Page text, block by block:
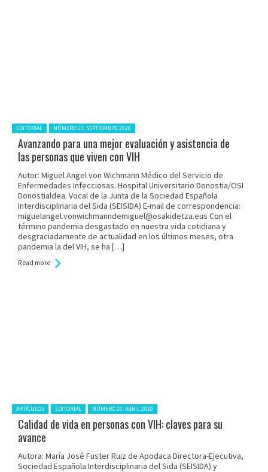
Posted in:
EDITORIAL NÚMERO 21. SEPTIEMBRE 2020
Avanzando para una mejor evaluación y asistencia de
las personas que viven con VIH
Autor: Miguel Angel von Wichmann Médico del Servicio de
Enfermedades Infecciosas. Hospital Universitario Donostia/OSI
Donostialdea. Vocal de la Junta de la Sociedad Española
Interdisciplinaria del Sida (SEISIDA) E-mail de correspondencia:
miguelangel.vonwichmanndemiguel@osakidetza.eus Con el
término pandemia desgastado en nuestra vida cotidiana y
desgraciadamente de actualidad en los últimos meses, otra
pandemia la del VIH, se ha […]
Read more
Posted in:
ARTÍCULOS EDITORIAL NÚMERO 20. ABRIL 2020
Calidad de vida en personas con VIH: claves para su
avance
Autora: María José Fuster Ruiz de Apodaca Directora-Ejecutiva,
Sociedad Española Interdisciplinaria del Sida (SEISIDA) y